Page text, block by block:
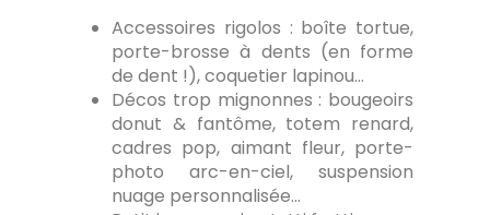
Accessoires rigolos : boîte tortue,
porte-brosse à dents (en forme
de dent !), coquetier lapinou…
Décos trop mignonnes : bougeoirs
donut & fantôme, totem renard,
cadres pop, aimant fleur, porte-
photo arc-en-ciel, suspension
nuage personnalisée…